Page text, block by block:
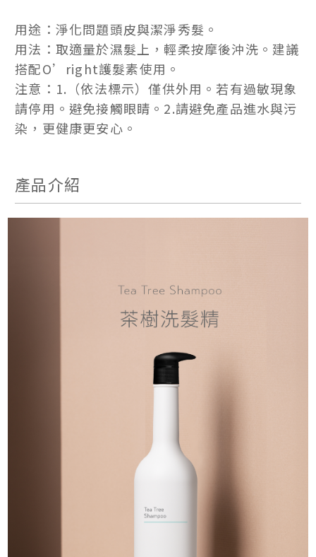
用途：淨化問題頭皮與潔淨秀髮。
用法：取適量於濕髮上，輕柔按摩後沖洗。建議
搭配O’right護髮素使用。
注意：1.（依法標示）僅供外用。若有過敏現象
請停用。避免接觸眼睛。2.請避免產品進水與污
染，更健康更安心。
產品介紹